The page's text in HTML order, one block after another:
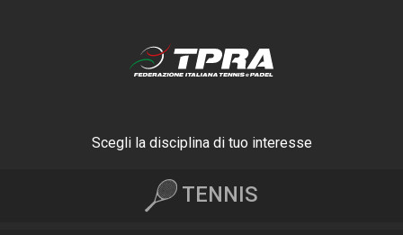
Scegli la disciplina di tuo interesse
TENNIS